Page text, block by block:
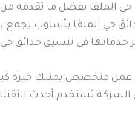
بفضل ما تقدمه من
حي الملقا بأسلوب يجمع
في تنسيق حدائق حي
عمل متخصص يمتلك خبرة
تستخدم أحدث